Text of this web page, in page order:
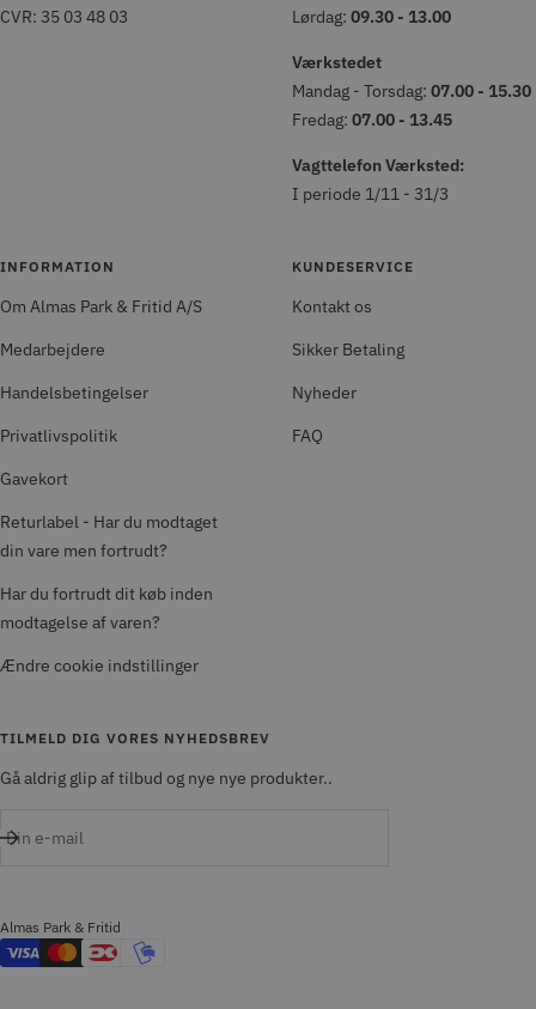
CVR: 35 03 48 03
Lørdag: 09.30 - 13.00
Værkstedet
Mandag - Torsdag: 07.00 - 15.30
Fredag: 07.00 - 13.45
Vagttelefon Værksted:
I periode 1/11 - 31/3
INFORMATION
Om Almas Park & Fritid A/S
Medarbejdere
Handelsbetingelser
Privatlivspolitik
Gavekort
Returlabel - Har du modtaget
din vare men fortrudt?
Har du fortrudt dit køb inden
modtagelse af varen?
Ændre cookie indstillinger
KUNDESERVICE
Kontakt os
Sikker Betaling
Nyheder
FAQ
TILMELD DIG VORES NYHEDSBREV
Gå aldrig glip af tilbud og nye nye produkter..
Din e-mail
Almas Park & Fritid